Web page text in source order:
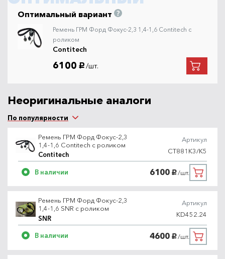
Оптимальный вариант
Ремень ГРМ Форд Фокус-2,3 1,4-1,6 Contitech с
роликом
Contitech
6100 руб. /шт.
Неоригинальные аналоги
По популярности
Ремень ГРМ Форд Фокус-2,3
1,4-1,6 Contitech с роликом
Contitech
Артикул
CT881K3/K5
В наличии 6100 руб./шт.
Ремень ГРМ Форд Фокус-2,3
1,4-1,6 SNR с роликом
SNR
Артикул
KD452.24
В наличии 4600 руб./шт.